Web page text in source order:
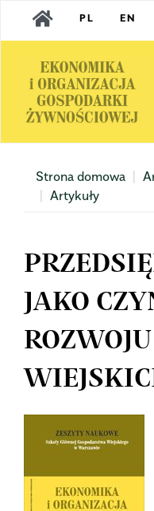
Main
Navigation
Content
Sidebar
PL EN
Strona domowa
Artykuły
JAKO
Article
Sidebar